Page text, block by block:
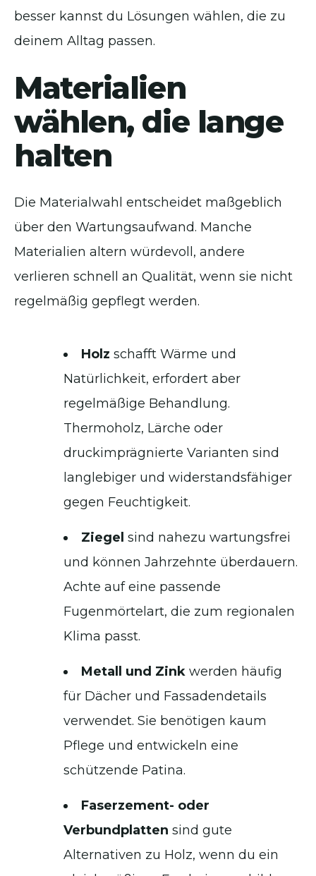
besser kannst du Lösungen wählen, die zu
deinem Alltag passen.
Materialien
wählen, die lange
halten
Die Materialwahl entscheidet maßgeblich
über den Wartungsaufwand. Manche
Materialien altern würdevoll, andere
verlieren schnell an Qualität, wenn sie nicht
regelmäßig gepflegt werden.
Holz schafft Wärme und
Natürlichkeit, erfordert aber
regelmäßige Behandlung.
Thermoholz, Lärche oder
druckimprägnierte Varianten sind
langlebiger und widerstandsfähiger
gegen Feuchtigkeit.
Ziegel sind nahezu wartungsfrei
und können Jahrzehnte überdauern.
Achte auf eine passende
Fugenmörtelart, die zum regionalen
Klima passt.
Metall und Zink werden häufig
für Dächer und Fassadendetails
verwendet. Sie benötigen kaum
Pflege und entwickeln eine
schützende Patina.
Faserzement- oder
Verbundplatten sind gute
Alternativen zu Holz, wenn du ein